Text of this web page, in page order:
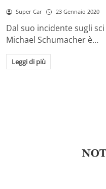
Super Car 23 Gennaio 2020
Dal suo incidente sugli
Michael Schumacher è…
Leggi di più